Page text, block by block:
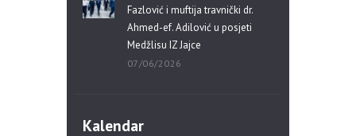
Fazlović i muftija travnički dr.
Ahmed-ef. Adilović u posjeti
Medžlisu IZ Jajce
07/06/2026
Kalendar